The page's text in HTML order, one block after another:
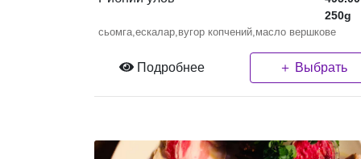
250g
сьомга,ескалар,вугор копчений,масло вершкове
Подробнее ＋ Выбрать